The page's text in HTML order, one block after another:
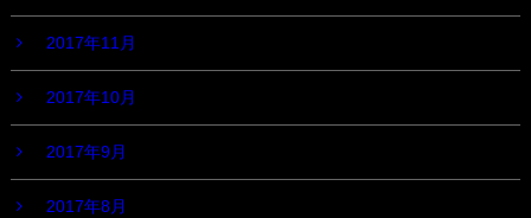
2017年11月
2017年10月
2017年9月
2017年8月